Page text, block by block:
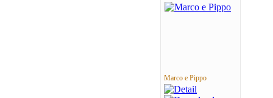
Marco e Pippo